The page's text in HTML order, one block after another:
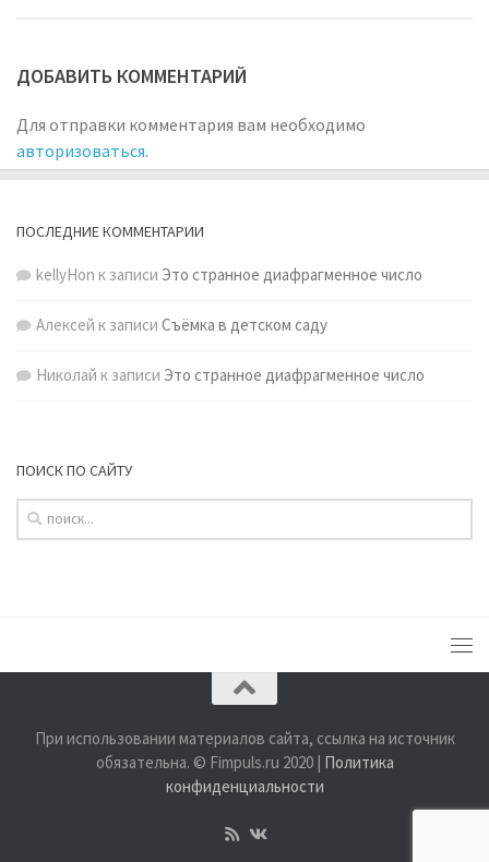
ДОБАВИТЬ КОММЕНТАРИЙ
Для отправки комментария вам необходимо
авторизоваться.
ПОСЛЕДНИЕ КОММЕНТАРИИ
kellyHon к записи Это странное диафрагменное число
Алексей к записи Съёмка в детском саду
Николай к записи Это странное диафрагменное число
ПОИСК ПО САЙТУ
При использовании материалов сайта, ссылка на источник
обязательна. © Fimpuls.ru 2020 | Политика
конфиденциальности